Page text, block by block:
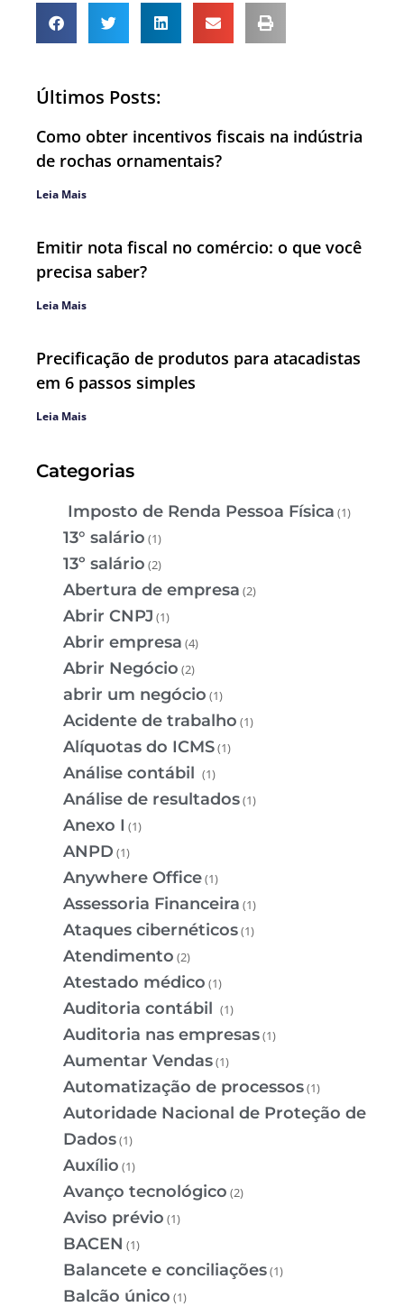
Últimos Posts:
Como obter incentivos fiscais na indústria
de rochas ornamentais?
Leia Mais
Emitir nota fiscal no comércio: o que você
precisa saber?
Leia Mais
Precificação de produtos para atacadistas
em 6 passos simples
Leia Mais
Categorias
Imposto de Renda Pessoa Física (1)
13° salário (1)
13º salário (2)
Abertura de empresa (2)
Abrir CNPJ (1)
Abrir empresa (4)
Abrir Negócio (2)
abrir um negócio (1)
Acidente de trabalho (1)
Alíquotas do ICMS(1)
Análise contábil (1)
Análise de resultados(1)
Anexo I (1)
ANPD (1)
Anywhere Office(1)
Assessoria Financeira (1)
Ataques cibernéticos(1)
Atendimento (2)
Atestado médico (1)
Auditoria contábil (1)
Auditoria nas empresas(1)
Aumentar Vendas(1)
Automatização de processos(1)
Autoridade Nacional de Proteção de
Dados(1)
Auxílio (1)
Avanço tecnológico (2)
Aviso prévio (1)
BACEN (1)
Balancete e conciliações(1)
Balcão único (1)